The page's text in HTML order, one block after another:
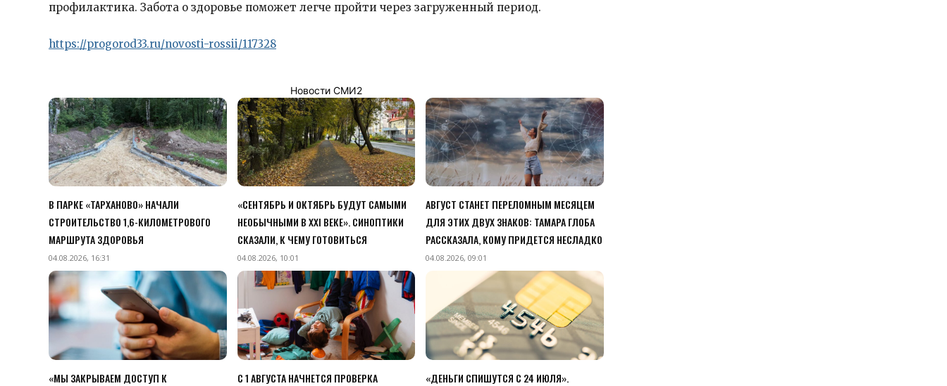
профилактика. Забота о здоровье поможет легче пройти через загруженный период.
https://progorod33.ru/novosti-rossii/117328
Новости СМИ2
В ПАРКЕ «ТАРХАНОВО» НАЧАЛИ
СТРОИТЕЛЬСТВО 1,6-КИЛОМЕТРОВОГО
МАРШРУТА ЗДОРОВЬЯ
04.08.2026, 16:31
«СЕНТЯБРЬ И ОКТЯБРЬ БУДУТ САМЫМИ
НЕОБЫЧНЫМИ В XXI ВЕКЕ». СИНОПТИКИ
СКАЗАЛИ, К ЧЕМУ ГОТОВИТЬСЯ
04.08.2026, 10:01
АВГУСТ СТАНЕТ ПЕРЕЛОМНЫМ МЕСЯЦЕМ
ДЛЯ ЭТИХ ДВУХ ЗНАКОВ: ТАМАРА ГЛОБА
РАССКАЗАЛА, КОМУ ПРИДЕТСЯ НЕСЛАДКО
04.08.2026, 09:01
«МЫ ЗАКРЫВАЕМ ДОСТУП К
С 1 АВГУСТА НАЧНЕТСЯ ПРОВЕРКА
«ДЕНЬГИ СПИШУТСЯ С 24 ИЮЛЯ».